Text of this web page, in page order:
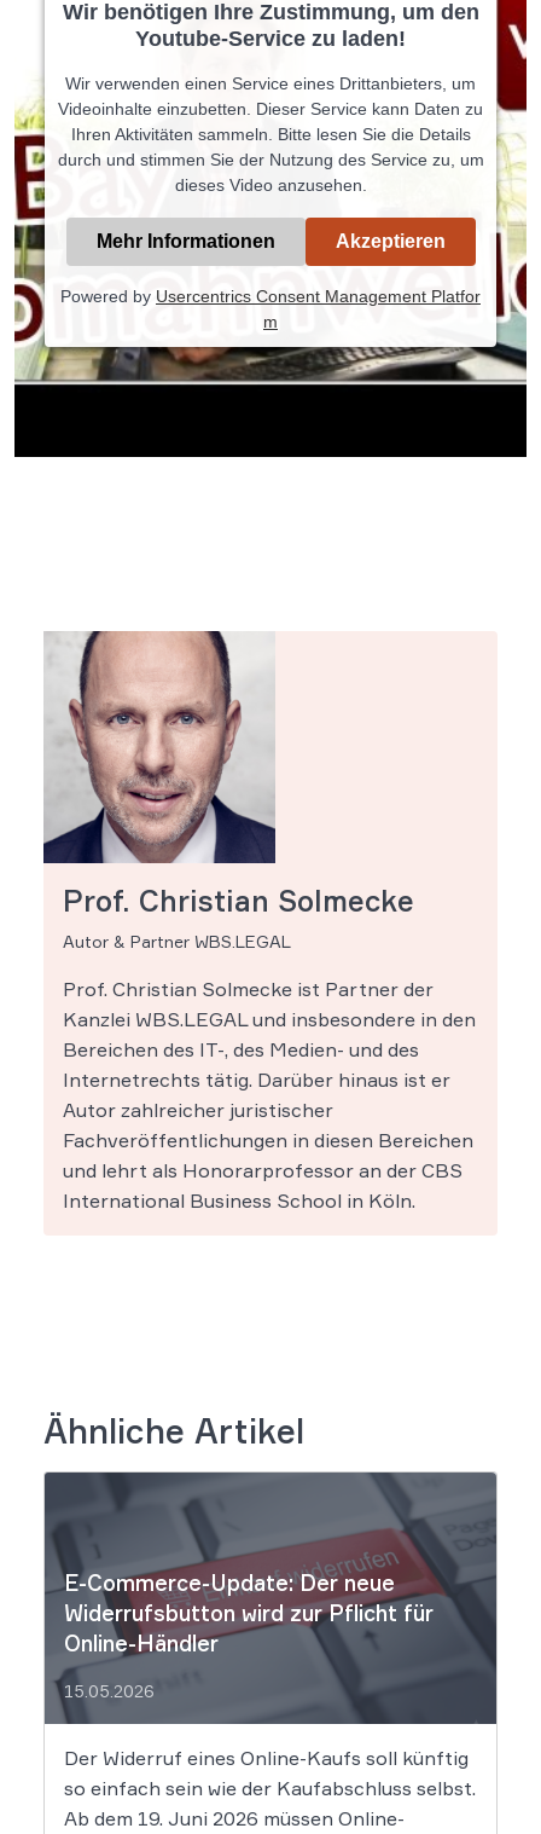
Wir benötigen Ihre Zustimmung, um den
Youtube-Service zu laden!
Wir verwenden einen Service eines Drittanbieters, um
Videoinhalte einzubetten. Dieser Service kann Daten zu
Ihren Aktivitäten sammeln. Bitte lesen Sie die Details
durch und stimmen Sie der Nutzung des Service zu, um
dieses Video anzusehen.
Mehr Informationen Akzeptieren
Powered by Usercentrics Consent Management Platfor
m
Prof. Christian Solmecke
Autor & Partner WBS.LEGAL
Prof. Christian Solmecke ist Partner der
Kanzlei WBS.LEGAL und insbesondere in den
Bereichen des IT-, des Medien- und des
Internetrechts tätig. Darüber hinaus ist er
Autor zahlreicher juristischer
Fachveröffentlichungen in diesen Bereichen
und lehrt als Honorarprofessor an der CBS
International Business School in Köln.
Ähnliche Artikel
E-Commerce-Update: Der neue
Widerrufsbutton wird zur Pflicht für
Online-Händler
15.05.2026
Der Widerruf eines Online-Kaufs soll künftig
so einfach sein wie der Kaufabschluss selbst.
Ab dem 19. Juni 2026 müssen Online-